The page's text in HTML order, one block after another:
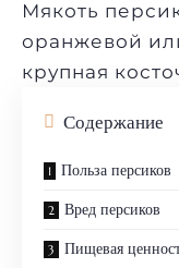
Мякоть
оранжевой
крупная
Содержание
Польза персиков
Вред персиков
Пищевая